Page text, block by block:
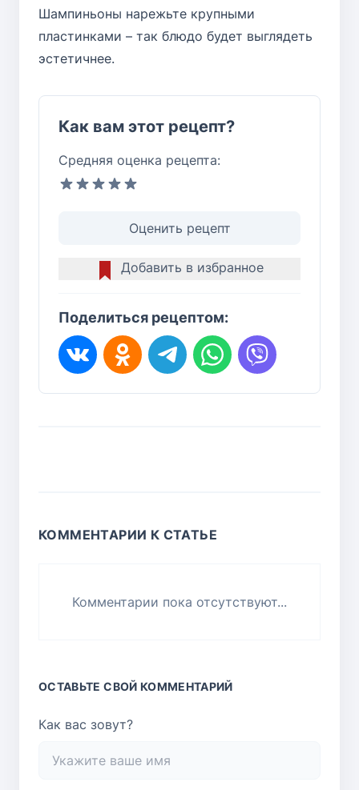
Шампиньоны нарежьте крупными
пластинками – так блюдо будет выглядеть
эстетичнее.
Как вам этот рецепт?
Средняя оценка рецепта:
Оценить рецепт
Добавить в избранное
Поделиться рецептом:
КОММЕНТАРИИ К СТАТЬЕ
Комментарии пока отсутствуют...
ОСТАВЬТЕ СВОЙ КОММЕНТАРИЙ
Как вас зовут?